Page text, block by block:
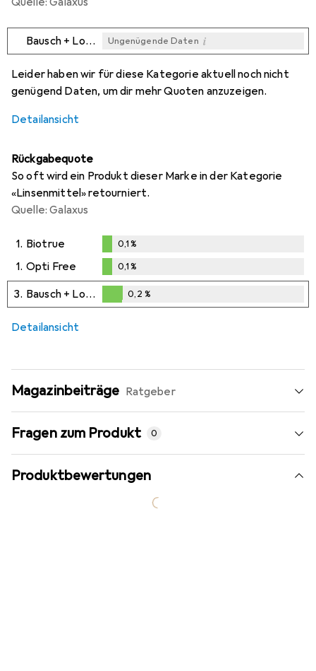
Bausch + Lomb Ungenügende Daten i
Leider haben wir für diese Kategorie aktuell noch nicht
genügend Daten, um dir mehr Quoten anzuzeigen.
Detailansicht
Rückgabequote
So oft wird ein Produkt dieser Marke in der Kategorie
«Linsenmittel» retourniert.
Quelle: Galaxus
1. Biotrue
%
0,1%
1. Opti Free
0,1%
0,1%
3. Bausch + Lomb
0,2%
0,2 %
Detailansicht
Magazinbeiträge Ratgeber
Fragen zum Produkt 0
Produktbewertungen